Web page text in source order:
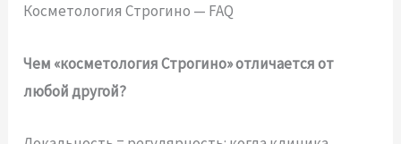
Косметология Строгино — FAQ
Чем «косметология Строгино» отличается от
любой другой?